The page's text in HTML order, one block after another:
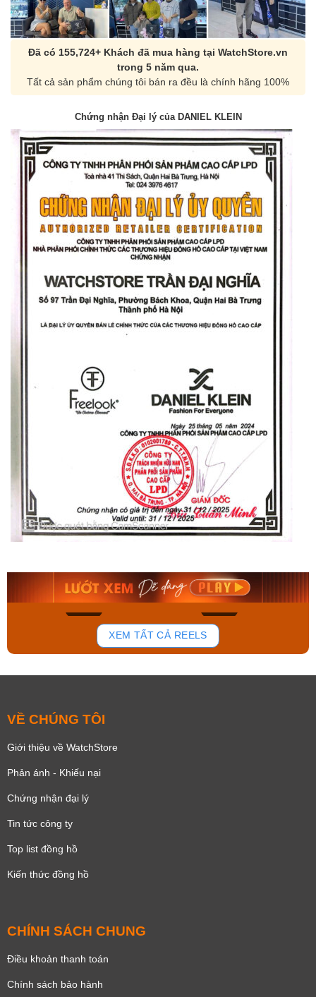
Đã có 155,724+ Khách đã mua hàng tại WatchStore.vn
trong 5 năm qua.
Tất cả sản phẩm chúng tôi bán ra đều là chính hãng 100%
Chứng nhận Đại lý của DANIEL KLEIN
154
Orient Nam RA-
Mua ngay
Casio Nam MTS-
Mua ngay
XEM TẤT CẢ REELS
VỀ CHÚNG TÔI
Giới thiệu về WatchStore
Phản ánh - Khiếu nại
Chứng nhận đại lý
Tin tức công ty
Top list đồng hồ
Kiến thức đồng hồ
CHÍNH SÁCH CHUNG
Điều khoản thanh toán
Chính sách bảo hành